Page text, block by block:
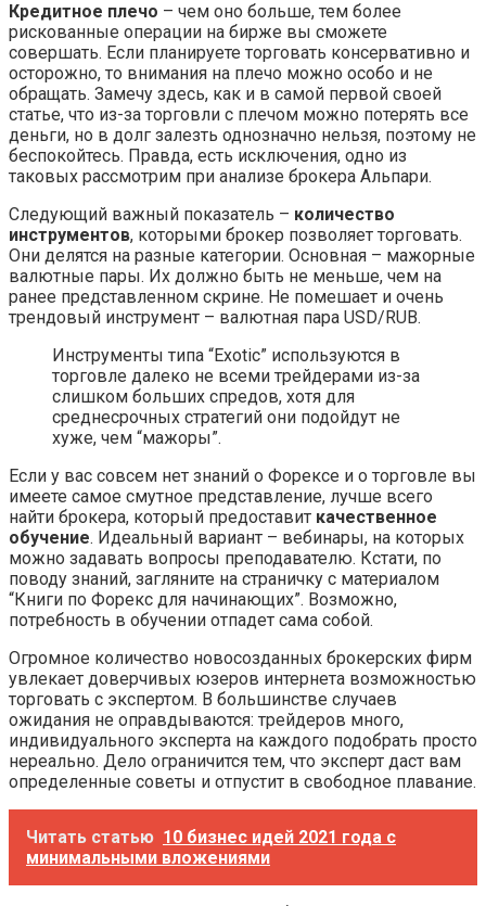
Кредитное плечо – чем оно больше, тем более
рискованные операции на бирже вы сможете
совершать. Если планируете торговать консервативно и
осторожно, то внимания на плечо можно особо и не
обращать. Замечу здесь, как и в самой первой своей
статье, что из-за торговли с плечом можно потерять все
деньги, но в долг залезть однозначно нельзя, поэтому не
беспокойтесь. Правда, есть исключения, одно из
таковых рассмотрим при анализе брокера Альпари.
Следующий важный показатель – количество
инструментов, которыми брокер позволяет торговать.
Они делятся на разные категории. Основная – мажорные
валютные пары. Их должно быть не меньше, чем на
ранее представленном скрине. Не помешает и очень
трендовый инструмент – валютная пара USD/RUB.
Инструменты типа “Exotic” используются в
торговле далеко не всеми трейдерами из-за
слишком больших спредов, хотя для
среднесрочных стратегий они подойдут не
хуже, чем “мажоры”.
Если у вас совсем нет знаний о Форексе и о торговле вы
имеете самое смутное представление, лучше всего
найти брокера, который предоставит качественное
обучение. Идеальный вариант – вебинары, на которых
можно задавать вопросы преподавателю. Кстати, по
поводу знаний, загляните на страничку с материалом
“Книги по Форекс для начинающих”. Возможно,
потребность в обучении отпадет сама собой.
Огромное количество новосозданных брокерских фирм
увлекает доверчивых юзеров интернета возможностью
торговать с экспертом. В большинстве случаев
ожидания не оправдываются: трейдеров много,
индивидуального эксперта на каждого подобрать просто
нереально. Дело ограничится тем, что эксперт даст вам
определенные советы и отпустит в свободное плавание.
Читать статью 10 бизнес идей 2021 года с
минимальными вложениями